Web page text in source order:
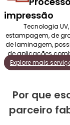
impressão
Tecnologia
estampagem, de
de laminagem,
de aplicações
Explore mais
Por que
parceiro